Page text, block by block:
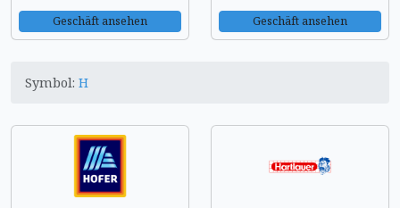
Geschäft ansehen Geschäft ansehen
Symbol: H